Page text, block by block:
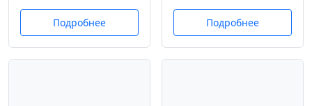
Подробнее Подробнее